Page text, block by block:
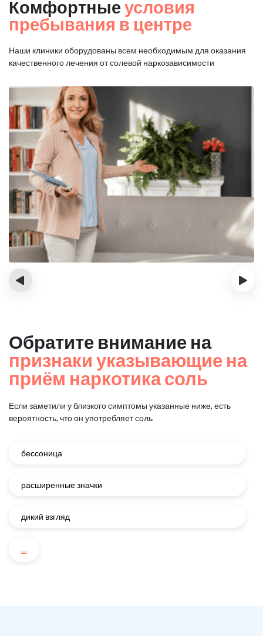
Комфортные условия
пребывания в центре
Наши клиники оборудованы всем необходимым для оказания
качественного лечения от солевой наркозависимости
‹ ›
Обратите внимание на
признаки указывающие на
приём наркотика соль
Если заметили у близкого симптомы указанные ниже, есть
вероятность, что он употребляет соль
бессоница
расширенные значки
дикий взгляд
...